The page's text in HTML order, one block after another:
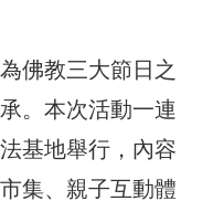
佛教三大節日之
。本次活動一連
基地舉行，內容
集、親子互動體